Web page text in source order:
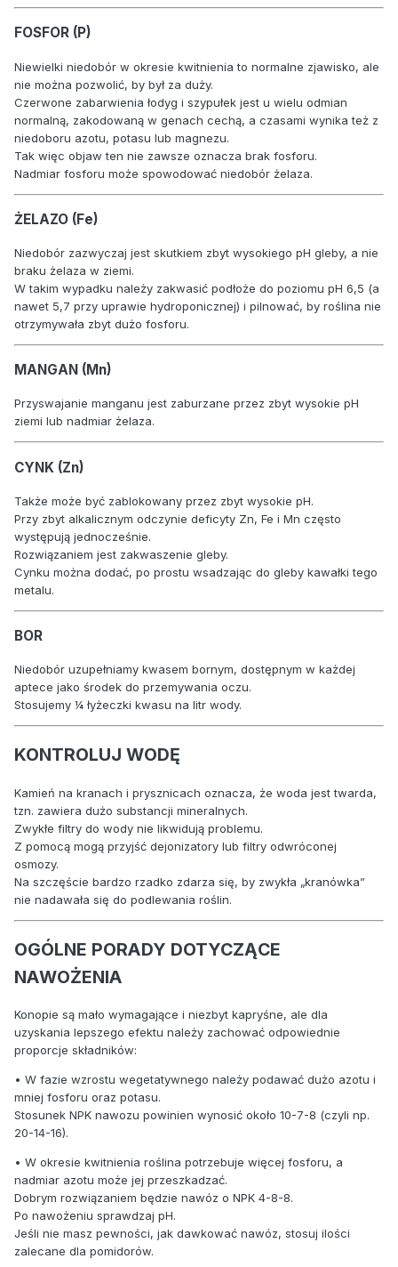
FOSFOR (P)
Niewielki niedobór w okresie kwitnienia to normalne zjawisko, ale
nie można pozwolić, by był za duży.
Czerwone zabarwienia łodyg i szypułek jest u wielu odmian
normalną, zakodowaną w genach cechą, a czasami wynika też z
niedoboru azotu, potasu lub magnezu.
Tak więc objaw ten nie zawsze oznacza brak fosforu.
Nadmiar fosforu może spowodować niedobór żelaza.
ŻELAZO (Fe)
Niedobór zazwyczaj jest skutkiem zbyt wysokiego pH gleby, a nie
braku żelaza w ziemi.
W takim wypadku należy zakwasić podłoże do poziomu pH 6,5 (a
nawet 5,7 przy uprawie hydroponicznej) i pilnować, by roślina nie
otrzymywała zbyt dużo fosforu.
MANGAN (Mn)
Przyswajanie manganu jest zaburzane przez zbyt wysokie pH
ziemi lub nadmiar żelaza.
CYNK (Zn)
Także może być zablokowany przez zbyt wysokie pH.
Przy zbyt alkalicznym odczynie deficyty Zn, Fe i Mn często
występują jednocześnie.
Rozwiązaniem jest zakwaszenie gleby.
Cynku można dodać, po prostu wsadzając do gleby kawałki tego
metalu.
BOR
Niedobór uzupełniamy kwasem bornym, dostępnym w każdej
aptece jako środek do przemywania oczu.
Stosujemy ¼ łyżeczki kwasu na litr wody.
KONTROLUJ WODĘ
Kamień na kranach i prysznicach oznacza, że woda jest twarda,
tzn. zawiera dużo substancji mineralnych.
Zwykłe filtry do wody nie likwidują problemu.
Z pomocą mogą przyjść dejonizatory lub filtry odwróconej
osmozy.
Na szczęście bardzo rzadko zdarza się, by zwykła „kranówka”
nie nadawała się do podlewania roślin.
OGÓLNE PORADY DOTYCZĄCE
NAWOŻENIA
Konopie są mało wymagające i niezbyt kapryśne, ale dla
uzyskania lepszego efektu należy zachować odpowiednie
proporcje składników:
• W fazie wzrostu wegetatywnego należy podawać dużo azotu i
mniej fosforu oraz potasu.
Stosunek NPK nawozu powinien wynosić około 10-7-8 (czyli np.
20-14-16).
• W okresie kwitnienia roślina potrzebuje więcej fosforu, a
nadmiar azotu może jej przeszkadzać.
Dobrym rozwiązaniem będzie nawóz o NPK 4-8-8.
Po nawożeniu sprawdzaj pH.
Jeśli nie masz pewności, jak dawkować nawóz, stosuj ilości
zalecane dla pomidorów.